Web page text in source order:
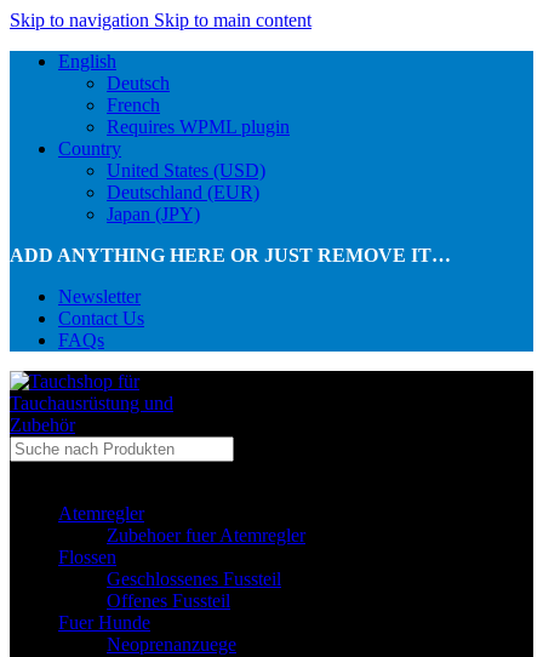
Skip to navigation Skip to main content
English
Deutsch
French
Requires WPML plugin
Country
United States (USD)
Deutschland (EUR)
Japan (JPY)
ADD ANYTHING HERE OR JUST REMOVE IT…
Newsletter
Contact Us
FAQs
Atemregler
Zubehoer fuer Atemregler
Flossen
Geschlossenes Fussteil
Offenes Fussteil
Fuer Hunde
Neoprenanzuege